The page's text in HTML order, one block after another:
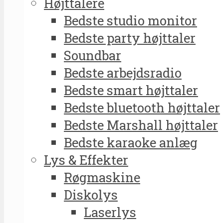
Bedste studio monitor
Bedste party højttaler
Soundbar
Bedste arbejdsradio
Bedste smart højttaler
Bedste bluetooth højttaler
Bedste Marshall højttaler
Bedste karaoke anlæg
Lys & Effekter
Røgmaskine
Diskolys
Laserlys